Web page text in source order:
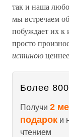
так и наша
мы встречаем
побуждает их
просто
истиною
Более
Получи 2
подарок и
чтением